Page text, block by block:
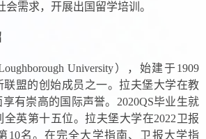
会需求，开展出国留学培训。
University），始建于1909
联盟的创始成员之一。拉夫堡大学在教
有崇高的国际声誉。 2020QS毕业生就
全英第十五位。拉夫堡大学在2022卫报
10名。在完全大学指南、卫报大学指